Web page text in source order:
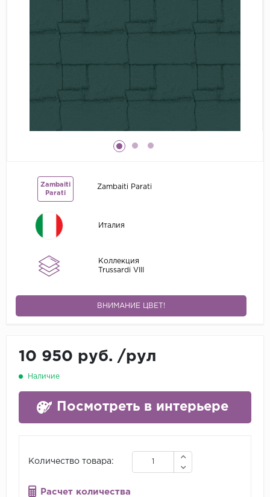
Kerama Marazzi
Prima Italiana
Zambaiti
Parati
Zambaiti Parati
Италия
Коллекция
Trussardi VIII
ВНИМАНИЕ ЦВЕТ!
10 950 руб. /рул
Наличие
Посмотреть в интерьере
Количество товара:
Расчет количества